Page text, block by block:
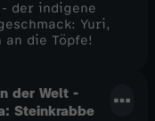
der indigene
Yuri,
die Töpfe!
der Welt -
Steinkrabbe